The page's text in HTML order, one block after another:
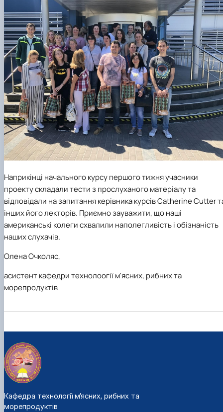
Наприкінці начального курсу першого тижня учасники
проекту складали тести з прослуханого матеріалу та
відповідали на запитання керівника курсівCatherineCutter
інших його лекторів. Приємно зауважити, що наші
американські колеги схвалили наполегливість і обізнаність
наших слухачів.
Олена Очколяс,
асистент кафедри технолоогії м'ясних, рибних та
морепродуктів
Кафедра технології м’ясних, рибних та
морепродуктів